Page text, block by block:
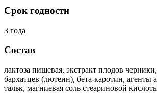
Срок годности
3 года
Состав
лактоза пищевая, экстракт плодов черники,
бархатцев (лютеин), бета-каротин,
тальк, магниевая соль стеариновой